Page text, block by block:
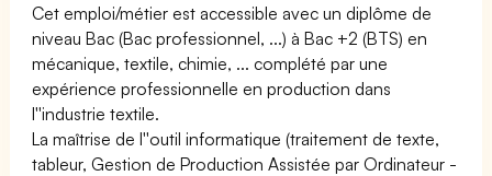
Cet emploi/métier est accessible avec un diplôme de
niveau Bac (Bac professionnel, ...) à Bac +2 (BTS) en
mécanique, textile, chimie, ... complété par une
expérience professionnelle en production dans
l''industrie textile.
La maîtrise de l''outil informatique (traitement de texte,
tableur, Gestion de Production Assistée par Ordinateur -